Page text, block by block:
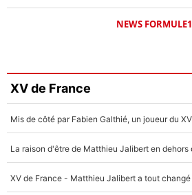
NEWS FORMULE1
XV de France